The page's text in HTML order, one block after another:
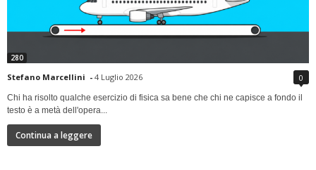
280
Stefano Marcellini - 4 Luglio 2026 0
Chi ha risolto qualche esercizio di fisica sa bene che chi ne capisce a fondo il
testo è a metà dell'opera...
Continua a leggere